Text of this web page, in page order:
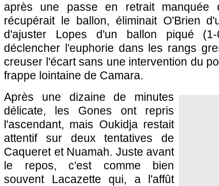
après une passe en retrait manquée
récupérait le ballon, éliminait O'Brien
d'ajuster Lopes d'un ballon piqué
déclencher l'euphorie dans les rangs
creuser l'écart sans une intervention du
frappe lointaine de Camara.
Après une dizaine de minutes
délicate, les Gones ont repris
l'ascendant, mais Oukidja restait
attentif sur deux tentatives de
Caqueret et Nuamah. Juste avant
le repos, c'est comme bien
souvent Lacazette qui, a l'affût